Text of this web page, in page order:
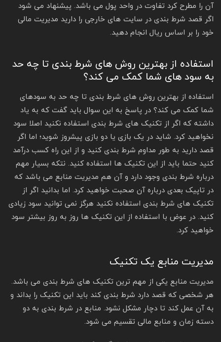
آن را مطرح کرد تفاوت در واحد پول می باشد. پیشنهاد می شود
اگر قصد شرط بندی در سایت های خارجی را دارید مدیریت مالی
خود را بر اساس ریال انجام دهید.
استفاده از بهترین روش های شرط بندی تا چه حد
به سود های شما کمک می کند؟
استفاده از بهترین روش های شرط بندی تا چه حد به سودهای
شما کمک می کند؟ در پاسخ به این سوال باید گفت که به یاد
داشته که اگر از تکنیک های شرط بندی استفاده نکنید اصلا سود
نخواهید کرد. شاید در یک بازی یا دو بازی پیشروز شوید؛ اما اگر
قصد دارید به طور مداوم شرط بندی کنید و از این راه کسب درآمد
کنید حتما باید از این تکنیک ها استفاده کنید. نتکه بسیار مهم
درباره شرط بندی وجود دارد و آن هم مدیریت منابع می باشد که
در تاپیک بعدی درباره آن صحبت خواهید کرد. اما بدانید اگر از
تکنیک های شرط بندی استفاده نکنید هرگز نمی توانید سود زیادی
کنید. در عوض با استفاده از این تکنیک ها روز به روز بیشتر سود
خواهید کرد.
مدیریت منابع یک تکنیک
مدیریت منابع یکی از مهم ترین تکنیک های شرط بندی می باشد.
هر شخصی که قصد دارد شرط بندی کند باید این تکنیک را بداند و
به آن عمل کند تا دچار مشکل نشود. منابع در شرط بندی به دو
دسته زمان و منابع مالی تقسیم می شود.